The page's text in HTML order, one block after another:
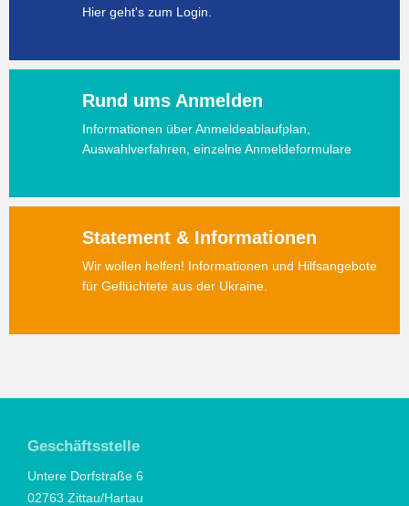
Hier geht's zum Login.
Rund ums Anmelden
Informationen über Anmeldeablaufplan,
Auswahlverfahren, einzelne Anmeldeformulare
Statement & Informationen
Wir wollen helfen! Informationen und Hilfsangebote
für Geflüchtete aus der Ukraine.
Geschäftsstelle
Untere Dorfstraße 6
02763 Zittau/Hartau